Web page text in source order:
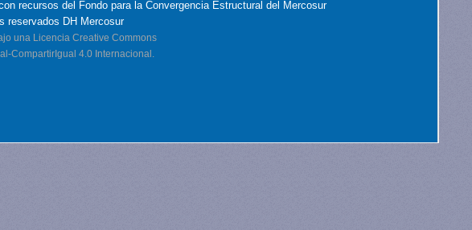
recursos del Fondo para la Convergencia Estructural del Mercosur
reservados DH Mercosur
una Licencia Creative Commons
CompartirIgual 4.0 Internacional.